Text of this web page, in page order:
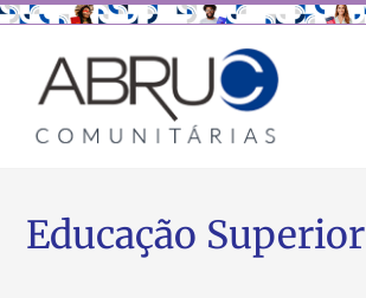
Educação Superior